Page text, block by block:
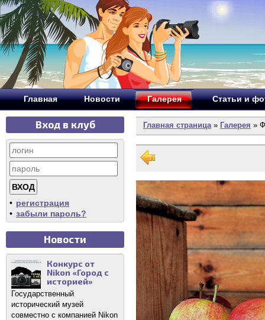
Главная Новости Галерея Статьи и
Вход в клуб
• регистрация
• забыли пароль?
Новости
Конкурс от
Nikon «Город с
историей»
Государственный
исторический музей
совместно с компанией Nikon
Главная страница» Галерея »